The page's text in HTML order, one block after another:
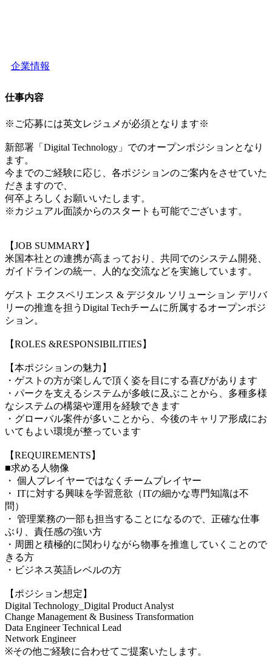
企業情報
仕事内容
※ご応募には英文レジュメが必須となります※
新部署「Digital Technology」でのオープンポジションとなり
ます。
今までのご経験に応じ、各ポジションのご案内をさせていた
だきますので、
何卒よろしくお願いいたします。
※カジュアル面談からのスタートも可能でございます。
【JOB SUMMARY】
米国本社との連携が高まっており、共同でのシステム開発、
ガイドラインの統一、人的な交流などを実施しています。
ゲスト エクスペリエンス & デジタル ソリューション デリバ
リーの推進を担うDigital Techチームに所属するオープンポジ
ション。
【ROLES &RESPONSIBILITIES】
【本ポジションの魅力】
・ゲストの方が楽しんで頂く姿を目にする喜びがあります
・パークを支えるシステムが多岐に及ぶことから、多種多様
なシステムの構築や運用を経験できます
・グローバル案件が多いことから、今後のキャリア形成にお
いてもよい環境が整っています
【REQUIREMENTS】
■求める人物像
・ 個人プレイヤーではなくチームプレイヤー
・ ITに対する興味を学習意欲（ITの細かな専門知識は不
問）
・ 管理業務の一部も担当することになるので、正確な仕事
ぶり、責任感の強い方
・周囲と積極的に関わりながら物事を推進していくことので
きる方
・ビジネス英語レベルの方
【ポジション想定】
Digital Technology_Digital Product Analyst
Change Management & Business Transformation
Data Engineer Technical Lead
Network Engineer
※その他ご経験に合わせてご提案いたします。